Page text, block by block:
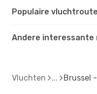
Populaire
Andere interessante
Vluchten Brussel